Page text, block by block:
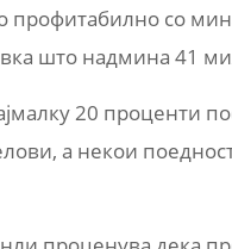
профитабилно со
што надмина 41
20 проценти
а некои